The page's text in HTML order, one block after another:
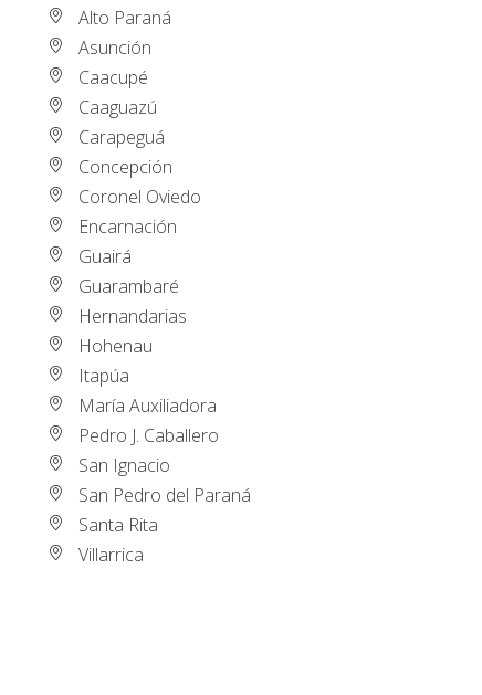
Alto Paraná
Asunción
Caacupé
Caaguazú
Carapeguá
Concepción
Coronel Oviedo
Encarnación
Guairá
Guarambaré
Hernandarias
Hohenau
Itapúa
María Auxiliadora
Pedro J. Caballero
San Ignacio
San Pedro del Paraná
Santa Rita
Villarrica